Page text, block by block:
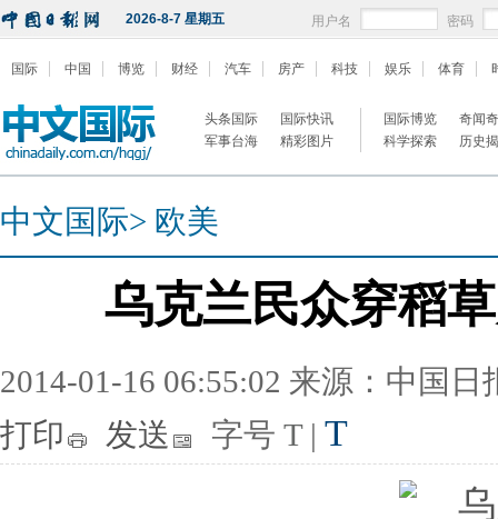
2026-8-7 星期五 用户名 密码
国际 中国 博览 财经 汽车 房产 科技 娱乐 体育
头条国际
国际快讯
军事台海
精彩图片
国际博览
奇闻
科学探索
历史
中文国际> 欧美
乌克兰民众穿稻
2014-01-16 06:55:02 来源：中国日
打印
发送 字号 T | T